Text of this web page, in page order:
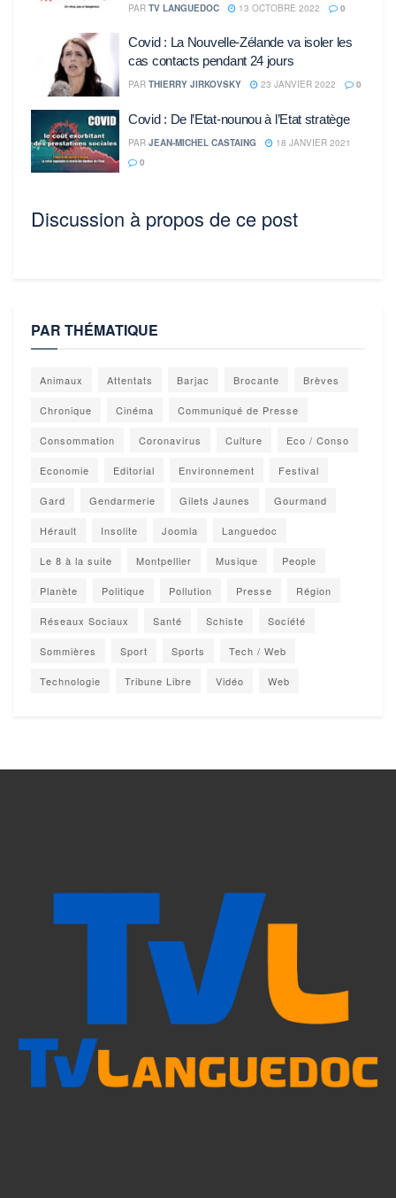
PAR TV LANGUEDOC 13 OCTOBRE 2022 0
Covid : La Nouvelle-Zélande va isoler les
cas contacts pendant 24 jours
PAR THIERRY JIRKOVSKY 23 JANVIER 2022 0
Covid : De l’Etat-nounou à l’Etat stratège
PAR JEAN-MICHEL CASTAING
18 JANVIER 2021
0
Discussion à propos de ce post
PAR THÉMATIQUE
Animaux Attentats Barjac Brocante Brèves
Chronique Cinéma Communiqué de Presse
Consommation Coronavirus Culture Eco / Conso
Economie Editorial Environnement Festival
Gard Gendarmerie Gilets Jaunes Gourmand
Hérault Insolite Joomla Languedoc
Le 8 à la suite Montpellier Musique People
Planète Politique Pollution Presse Région
Réseaux Sociaux Santé Schiste Société
Sommières Sport Sports Tech / Web
Technologie Tribune Libre Vidéo Web